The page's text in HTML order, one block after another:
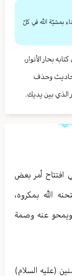
بمشيّة الله في كلّ
بحار الأنوار،
وحذف
الذي بين يديك.
افتتاح أمر بعض
الله بمكروه،
ويمحو عنه وصمة
(عليه السلام)